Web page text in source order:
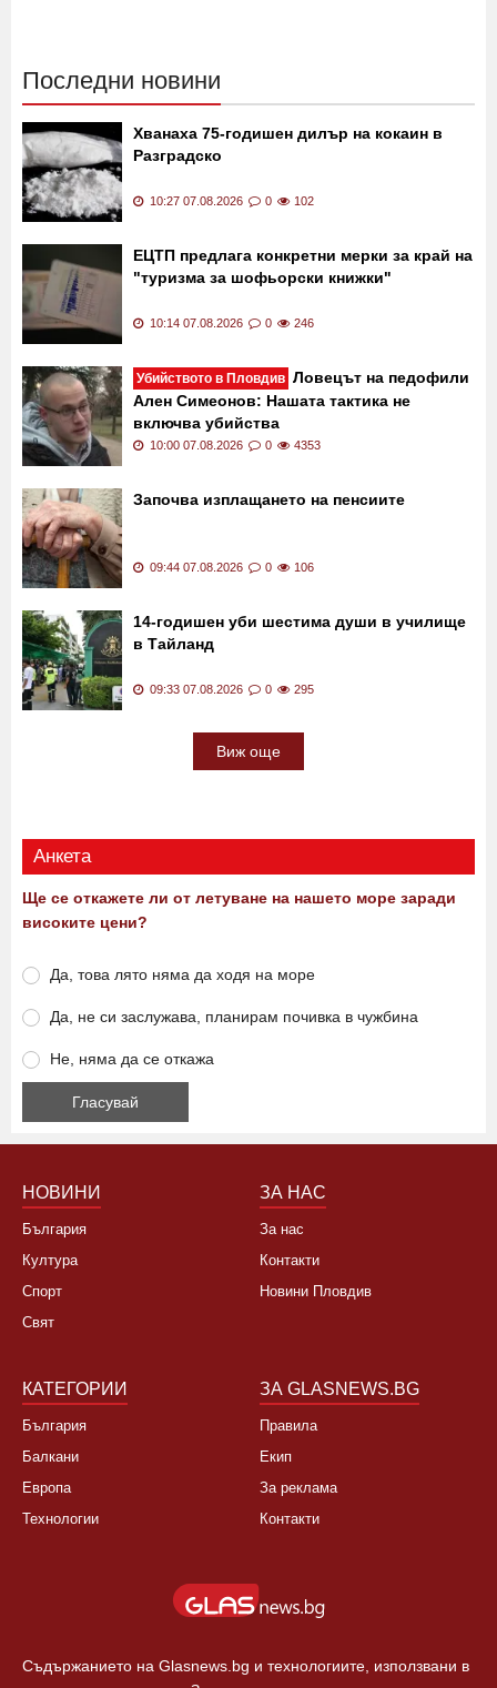
Последни новини
Хванаха 75-годишен дилър на кокаин в
Разградско
10:27 07.08.2026 0 102
ЕЦТП предлага конкретни мерки за край на
"туризма за шофьорски книжки"
10:14 07.08.2026 0 246
Убийството в Пловдив Ловецът на педофили
Ален Симеонов: Нашата тактика не
включва убийства
10:00 07.08.2026 0 4353
Започва изплащането на пенсиите
09:44 07.08.2026 0 106
14-годишен уби шестима души в училище
в Тайланд
09:33 07.08.2026 0 295
Виж още
Анкета
Ще се откажете ли от летуване на нашето море заради
високите цени?
Да, това лято няма да ходя на море
Да, не си заслужава, планирам почивка в чужбина
Не, няма да се откажа
НОВИНИ
България
Култура
Спорт
Свят
ЗА НАС
За нас
Контакти
Новини Пловдив
КАТЕГОРИИ
България
Балкани
Европа
Технологии
ЗА GLASNEWS.BG
Правила
Екип
За реклама
Контакти
Съдържанието на Glasnews.bg и технологиите, използвани в